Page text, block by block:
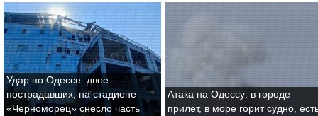
Удар по Одессе: двое
пострадавших, на стадионе
«Черноморец» снесло часть
Атака на Одессу: в городе
прилет, в море горит судно,